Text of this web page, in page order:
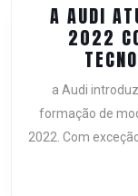
A AUDI
2022
a Audi
formação de
2022. Com